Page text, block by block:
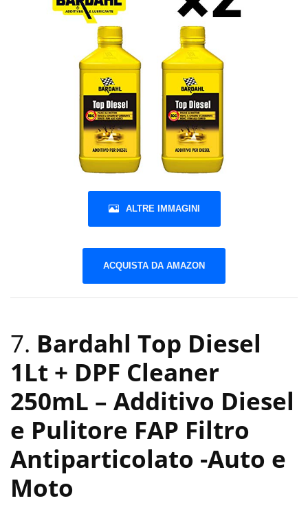
ALTRE IMMAGINI
ACQUISTA DA AMAZON
7. Bardahl Top Diesel
1Lt + DPF Cleaner
250mL – Additivo Diesel
e Pulitore FAP Filtro
Antiparticolato -Auto e
Moto